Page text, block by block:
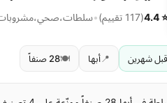
⭐ (117 تقييم) •سلطات،صحي،
قبل شهرين 📍أبها 🍽️28 صنفاً